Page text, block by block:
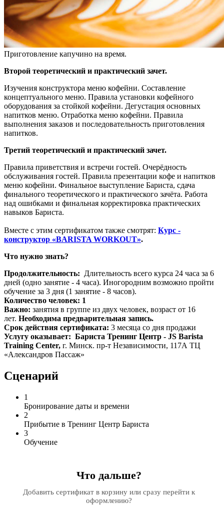
Приготовление капучино на время.
Второй теоретический и практический зачет.
Изучения конструктора меню кофейни. Составление
концептуального меню. Правила установки кофейного
оборудования за стойкой кофейни. Дегустация основных
напитков меню. Отработка меню кофейни. Правила
выполнения заказов и последовательность приготовления
напитков.
Третий теоретический и практический зачет.
Правила приветствия и встречи гостей. Очерёдность
обслуживания гостей. Правила презентации кофе и напитков
меню кофейни. Финальное выступление Бариста, сдача
финального теоретического и практического зачёта. Работа
над ошибками и финальная корректировка практических
навыков Бариста.
Вместе с этим сертификатом также смотрят: Курс -
конструктор «BARISTA WORKOUT».
Что нужно знать?
Продолжительность: Длительность всего курса 24 часа за 6
дней (одно занятие - 4 часа). Иногородним возможно пройти
обучение за 3 дня (1 занятие - 8 часов).
Количество человек: 1
Важно: занятия в группе из двух человек, возраст от 16
лет. Необходима предварительная запись.
Срок действия сертификата: 3 месяца со дня продажи
Услугу оказывает: Бариста Тренинг Центр - JS Barista
Training Center, г. Минск. пр-т Независимости, 117А ТЦ
«Александров Пассаж»
Сценарий
1
Бронирование даты и времени
2
Прибытие в Тренинг Центр Бариста
3
Обучение
Что дальше?
Добавить сертификат в корзину или сразу перейти к
оформлению?